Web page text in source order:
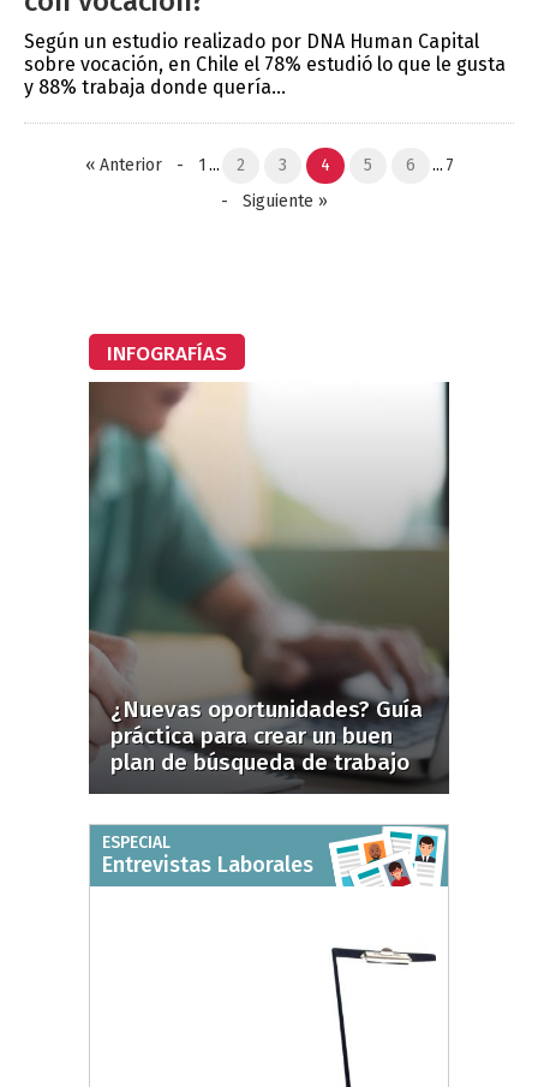
Según un estudio realizado por DNA Human Capital
sobre vocación, en Chile el 78% estudió lo que le gusta
y 88% trabaja donde quería...
« Anterior- 1 ... 2 3 4 5 6 ... 7
- Siguiente »
INFOGRAFÍAS
¿Nuevas oportunidades? Guía
práctica para crear un buen
plan de búsqueda de trabajo
ESPECIAL
Entrevistas Laborales